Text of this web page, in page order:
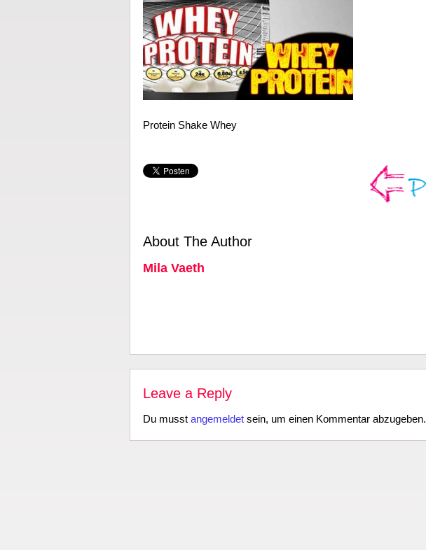
Protein Shake Whey
About The Author
Mila Vaeth
Leave a Reply
Du musst angemeldetsein, um einen Kommentar abzugeben.